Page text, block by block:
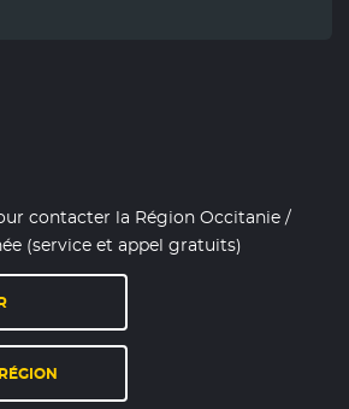
contacter la Région Occitanie /
(service et appel gratuits)